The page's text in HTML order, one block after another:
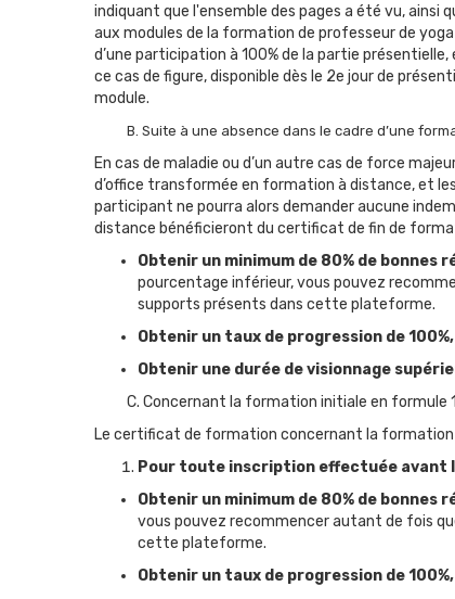
indiquant que l'ensemble des pages a été vu, ainsi
aux modules de la formation de professeur de
d’une participation à 100% de la partie
ce cas de figure, disponible dès le 2e jour de
module.
B. Suite à une absence dans le cadre d’une
En cas de maladie ou d’un autre cas de force
d’office transformée en formation à distance, et
participant ne pourra alors demander aucune
distance bénéficieront du certificat de fin de
Obtenir un minimum de 80% de bonnes
pourcentage inférieur, vous pouvez
supports présents dans cette plateforme.
Obtenir un taux de progression de 100%,
Obtenir une durée de visionnage
C. Concernant la formation initiale en formule
Le certificat de formation concernant la
Pour toute inscription effectuée avant
Obtenir un minimum de 80% de bonnes
vous pouvez recommencer autant de fois
cette plateforme.
Obtenir un taux de progression de 100%,